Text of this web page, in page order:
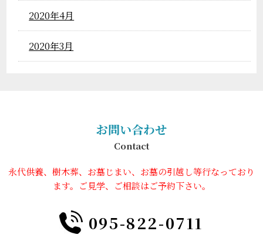
2020年4月
2020年3月
お問い合わせ
Contact
永代供養、樹木葬、お墓じまい、お墓の引越し等行なっており
ます。ご見学、ご相談はご予約下さい。
095-822-0711